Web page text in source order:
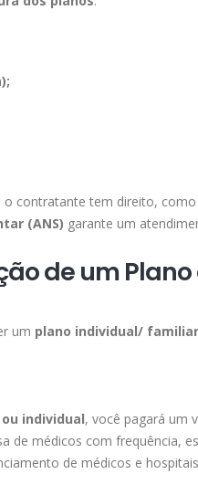
o contratante tem direito,
(ANS) garante um
de um
um plano individual/
individual, você pagará um
de médicos com frequência,
de médicos e